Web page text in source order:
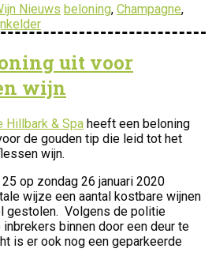
Nieuws beloning, Champagne,
uit voor
wijn
Hillbark & Spa heeft een beloning
de gouden tip die leid tot het
wijn.
op zondag 26 januari 2020
wijze een aantal kostbare wijnen
gestolen. Volgens de politie
binnen door een deur te
is er ook nog een geparkeerde